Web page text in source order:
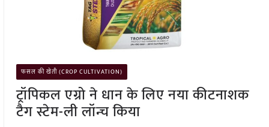
फसल की खेती (CROP CULTIVATION)
ट्रॉपिकल एग्रो ने धान के लिए नया कीटनाशक
टैग स्टेम-ली लॉन्च किया